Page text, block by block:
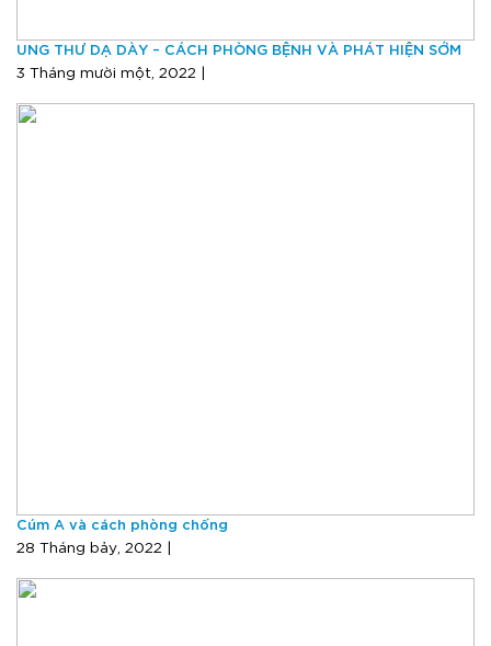
UNG THƯ DẠ DÀY – CÁCH PHÒNG BỆNH VÀ PHÁT HIỆN SỚM
3 Tháng mười một, 2022 |
Cúm A và cách phòng chống
28 Tháng bảy, 2022 |